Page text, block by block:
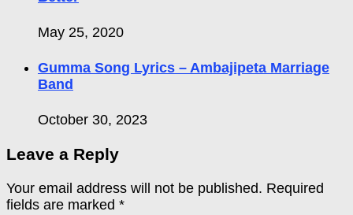
May 25, 2020
Gumma Song Lyrics – Ambajipeta Marriage
Band
October 30, 2023
Leave a Reply
Your email address will not be published. Required
fields are marked *